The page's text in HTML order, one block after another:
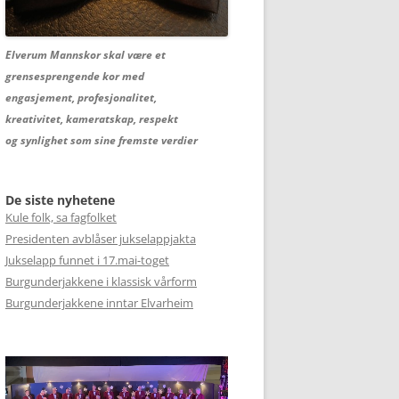
Elverum Mannskor skal være et
grensesprengende kor med
engasjement, profesjonalitet,
kreativitet, kameratskap, respekt
og synlighet som sine fremste verdier
De siste nyhetene
Kule folk, sa fagfolket
Presidenten avblåser jukselappjakta
Jukselapp funnet i 17.mai-toget
Burgunderjakkene i klassisk vårform
Burgunderjakkene inntar Elvarheim